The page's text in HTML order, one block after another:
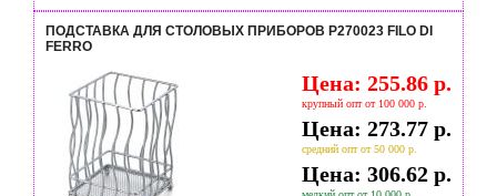
ПОДСТАВКА ДЛЯ СТОЛОВЫХ ПРИБОРОВ P270023 FILO DI
FERRO
Цена: 255.86 р.
крупный опт от 100 000 р.
Цена: 273.77 р.
средний опт от 50 000 р.
Цена: 306.62 р.